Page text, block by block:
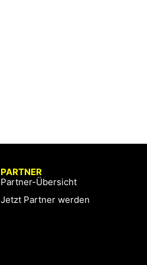
PARTNER
Partner-Übersicht
Jetzt Partner werden